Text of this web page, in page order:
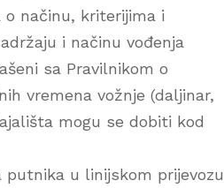
načinu, kriterijima i
i načinu vođenja
sa Pravilnikom o
vremena vožnje (daljinar,
mogu se dobiti kod
putnika u linijskom prijevozu